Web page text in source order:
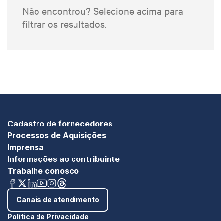
Não encontrou? Selecione acima para
filtrar os resultados.
Cadastro de fornecedores
Processos de Aquisições
Imprensa
Informações ao contribuinte
Trabalhe conosco
Canais de atendimento
Política de Privacidade